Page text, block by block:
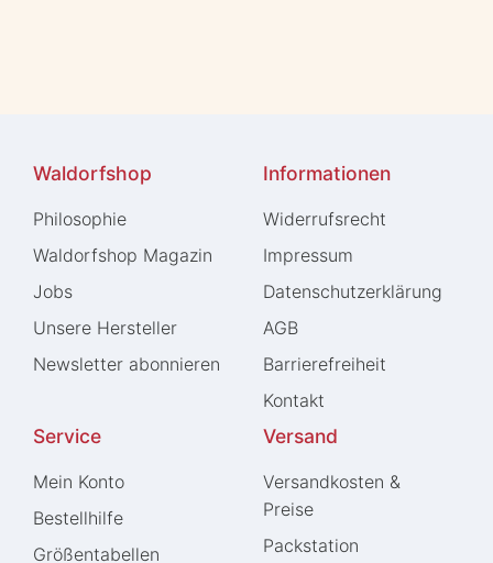
Waldorfshop
Philosophie
Waldorfshop Magazin
Jobs
Unsere Hersteller
Newsletter abonnieren
Informationen
Widerrufs­recht
Impressum
Daten­schutz­erklärung
AGB
Barrierefreiheit
Kontakt
Service
Mein Konto
Bestellhilfe
Größentabellen
Versand
Versandkosten &
Preise
Packstation